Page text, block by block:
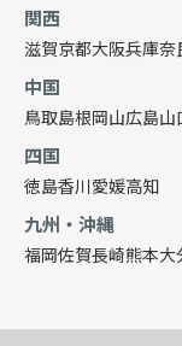
関西
滋賀京都大阪兵庫奈
中国
鳥取島根岡山広島山
四国
徳島香川愛媛高知
九州・沖縄
福岡佐賀長崎熊本大